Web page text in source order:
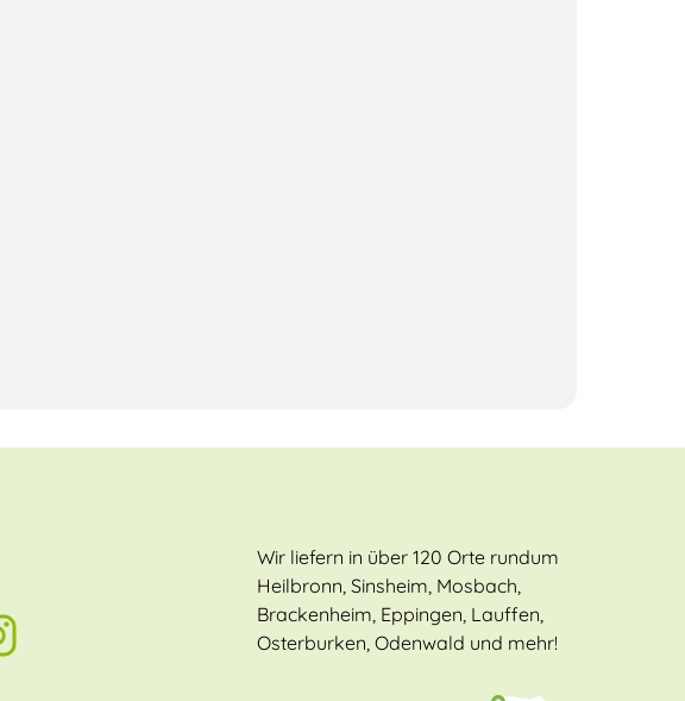
Wir liefern in über 120 Orte rundum
Heilbronn, Sinsheim, Mosbach,
Brackenheim, Eppingen, Lauffen,
Osterburken, Odenwald und mehr!